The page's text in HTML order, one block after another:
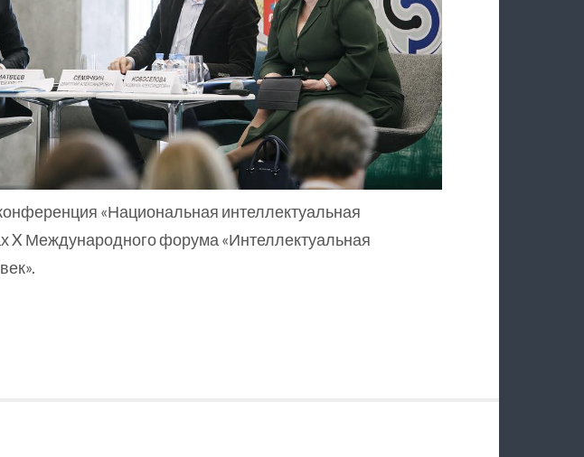
«Национальная интеллектуальная
X Международного форума «Интеллектуальная